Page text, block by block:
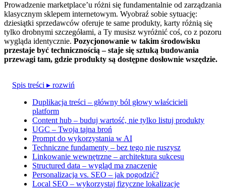
Prowadzenie marketplace’u różni się fundamentalnie od zarządzania
klasycznym sklepem internetowym. Wyobraź sobie sytuację:
dziesiątki sprzedawców oferuje te same produkty, karty różnią się
tylko drobnymi szczegółami, a Ty musisz wyróżnić coś, co z pozoru
wygląda identycznie. Pozycjonowanie w takim środowisku
przestaje być technicznością – staje się sztuką budowania
przewagi tam, gdzie produkty są dostępne dosłownie wszędzie.
Spis treści ▸ rozwiń
Duplikacja treści – główny ból głowy właścicieli
platform
Content hub – buduj wartość, nie tylko listuj produkty
UGC – Twoja tajna broń
Prompt do wykorzystania w AI
Techniczne fundamenty – bez tego nie ruszysz
Linkowanie wewnętrzne – architektura sukcesu
Structured data – wygląd ma znaczenie
Personalizacja vs. SEO – jak pogodzić?
Local SEO – wykorzystaj fizyczne lokalizacje